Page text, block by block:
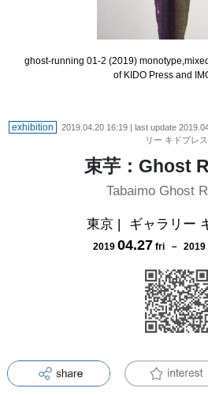
ghost-running 01-2 (2019)
of KIDO Press and
exhibition 2019.04.20 16:19| last update
リー キドプレス
束芋：Ghost
Tabaimo Ghost
東京| ギャラリー
2019 04.27 fri － 2019